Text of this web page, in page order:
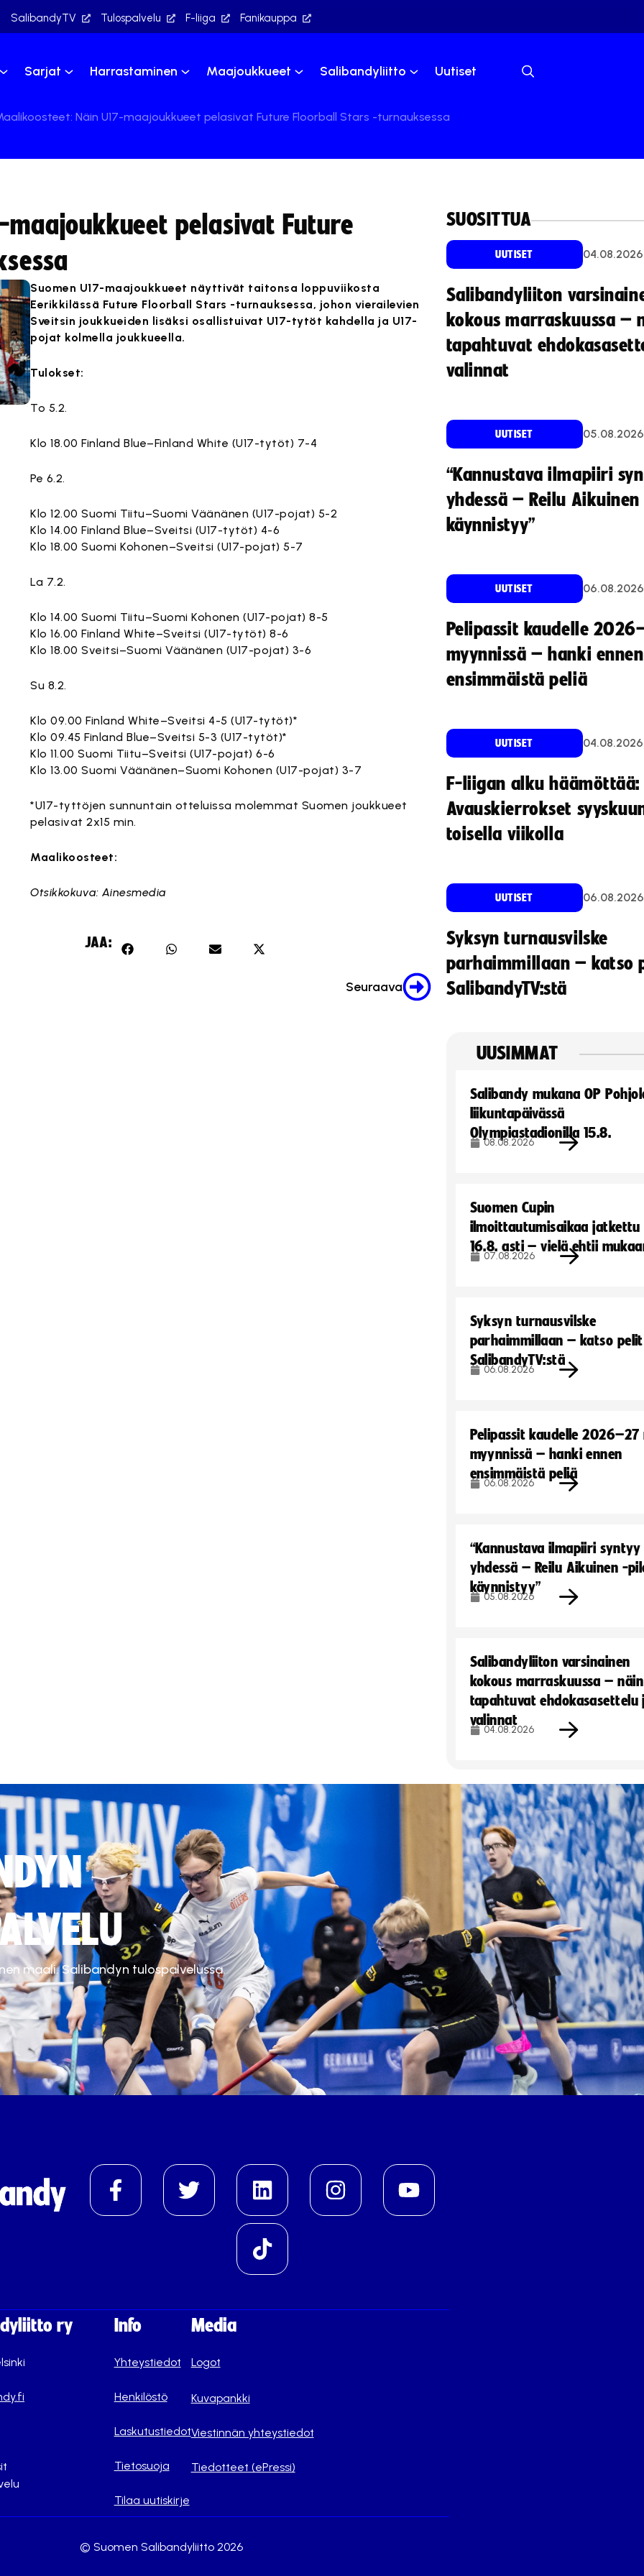
SalibandyTV Tulospalvelu F-liiga Fanikauppa
Sarjat Harrastaminen Maajoukkueet Salibandyliitto Uutiset
Näin U17-maajoukkueet pelasivat Future Floorball Stars -turnauksessa
maajoukkueet pelasivat Future
Suomen U17-maajoukkueet näyttivät taitonsa loppuviikosta
Eerikkilässä Future Floorball Stars -turnauksessa, johon vierailevien
Sveitsin joukkueiden lisäksi osallistuivat U17-tytöt kahdella ja U17-
pojat kolmella joukkueella.
Tulokset:
To 5.2.
Klo 18.00 Finland Blue–Finland White (U17-tytöt) 7-4
Pe 6.2.
Klo 12.00 Suomi Tiitu–Suomi Väänänen (U17-pojat) 5-2
Klo 14.00 Finland Blue–Sveitsi (U17-tytöt) 4-6
Klo 18.00 Suomi Kohonen–Sveitsi (U17-pojat) 5-7
La 7.2.
Klo 14.00 Suomi Tiitu–Suomi Kohonen (U17-pojat) 8-5
Klo 16.00 Finland White–Sveitsi (U17-tytöt) 8-6
Klo 18.00 Sveitsi–Suomi Väänänen (U17-pojat) 3-6
Su 8.2.
Klo 09.00 Finland White–Sveitsi 4-5 (U17-tytöt)*
Klo 09.45 Finland Blue–Sveitsi 5-3 (U17-tytöt)*
Klo 11.00 Suomi Tiitu–Sveitsi (U17-pojat) 6-6
Klo 13.00 Suomi Väänänen–Suomi Kohonen (U17-pojat) 3-7
*U17-tyttöjen sunnuntain otteluissa molemmat Suomen joukkueet
pelasivat 2x15 min.
Maalikoosteet:
Tämä sisältö on estetty, koska se vaatii markkinointievästeitä.
Tämä sisältö on estetty, koska se vaatii markkinointievästeitä.
Tämä sisältö on estetty, koska se vaatii markkinointievästeitä.
Tämä sisältö on estetty, koska se vaatii markkinointievästeitä.
Tämä sisältö on estetty, koska se vaatii markkinointievästeitä.
Tämä sisältö on estetty, koska se vaatii markkinointievästeitä.
Tämä sisältö on estetty, koska se vaatii markkinointievästeitä.
Tämä sisältö on estetty, koska se vaatii markkinointievästeitä.
Tämä sisältö on estetty, koska se vaatii markkinointievästeitä.
Tämä sisältö on estetty, koska se vaatii markkinointievästeitä.
Tämä sisältö on estetty, koska se vaatii markkinointievästeitä.
Otsikkokuva: Ainesmedia
JAA:
Seuraava
SUOSITTUA
UUTISET 04.08.2026
Salibandyliiton
kokous marraskuussa –
tapahtuvat
valinnat
UUTISET 05.08.2026
“Kannustava ilmapiiri
yhdessä – Reilu
käynnistyy”
UUTISET 06.08.2026
Pelipassit kaudelle
myynnissä – hanki ennen
ensimmäistä peliä
UUTISET 04.08.2026
F-liigan alku häämöttää:
Avauskierrokset
toisella viikolla
UUTISET 06.08.2026
Syksyn turnausvilske
parhaimmillaan – katso
SalibandyTV:stä
UUSIMMAT
Salibandy mukana OP
liikuntapäivässä
Olympiastadionilla 15.8.
08.08.2026
Suomen Cupin
ilmoittautumisaikaa jatkettu
16.8. asti – vielä ehtii
07.08.2026
Syksyn turnausvilske
parhaimmillaan – katso pelit
SalibandyTV:stä
06.08.2026
Pelipassit kaudelle
myynnissä – hanki ennen
ensimmäistä peliä
06.08.2026
“Kannustava ilmapiiri syntyy
yhdessä – Reilu Aikuinen -
käynnistyy”
05.08.2026
Salibandyliiton varsinainen
kokous marraskuussa – näin
tapahtuvat ehdokasasettelu
valinnat
04.08.2026
maali. Salibandyn tulospalvelussa.
ry Info
Yhteystiedot
Henkilöstö
Laskutustiedot
Tietosuoja
Tilaa uutiskirje
Media
Logot
Kuvapankki
Viestinnän yhteystiedot
Tiedotteet (ePressi)
© Suomen Salibandyliitto 2026